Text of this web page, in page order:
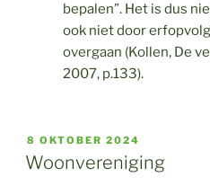
bepalen”. Het is dus
ook niet door
overgaan (Kollen, De
2007, p.133).
GEPLAATST
OP
8 OKTOBER 2024
Woonvereniging